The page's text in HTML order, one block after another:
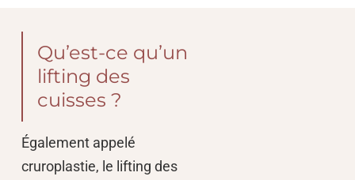
Qu’est-ce qu’un
lifting des
cuisses ?
Également appelé
cruroplastie, le lifting des